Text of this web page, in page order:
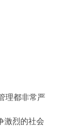
理都非常严
激烈的社会